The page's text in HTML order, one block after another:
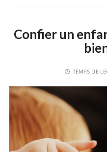
Confier un
TEMPS DE